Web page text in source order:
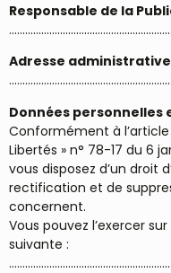
Responsable de la
Adresse administrative
Données
Conformément à
Libertés » n° 78-17 du 6
vous disposez d’un droit
rectification et de
concernent.
Vous pouvez l’exercer
suivante :